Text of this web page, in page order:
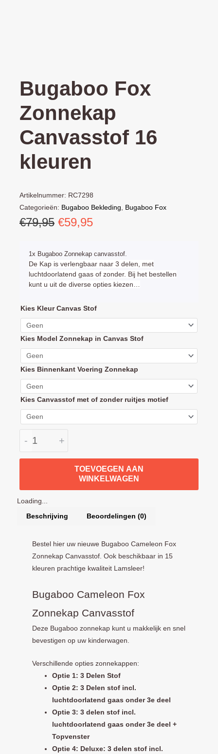
Bugaboo Fox
Zonnekap
Canvasstof 16
kleuren
Artikelnummer: RC7298
Categorieën: Bugaboo Bekleding, Bugaboo Fox
€79,95 Oorspronkelijke
was:
€79,95.
€59,95Huidige
is:
€59,95.
1x Bugaboo Zonnekap canvasstof.
De Kap is verlengbaar naar 3 delen, met
luchtdoorlatend gaas of zonder. Bij het bestellen
kunt u uit de diverse opties kiezen…
Kies Kleur Canvas Stof
Kies Model Zonnekap in Canvas Stof
Kies Binnenkant Voering Zonnekap
Kies Canvasstof met of zonder ruitjes motief
-
Bugaboo
Fox
Zonnekap
16
kleuren
aantal
+
TOEVOEGEN AAN
WINKELWAGEN
Loading...
Beschrijving Beoordelingen (0)
Bestel hier uw nieuwe Bugaboo Cameleon Fox
Zonnekap Canvasstof. Ook beschikbaar in 15
kleuren prachtige kwaliteit Lamsleer!
Bugaboo Cameleon Fox
Zonnekap Canvasstof
Deze Bugaboo zonnekap kunt u makkelijk en snel
bevestigen op uw kinderwagen.
Verschillende opties zonnekappen:
Optie 1: 3 Delen Stof
Optie 2: 3 Delen stof incl.
luchtdoorlatend gaas onder 3e deel
Optie 3: 3 delen stof incl.
luchtdoorlatend gaas onder 3e deel +
Topvenster
Optie 4: Deluxe: 3 delen stof incl.